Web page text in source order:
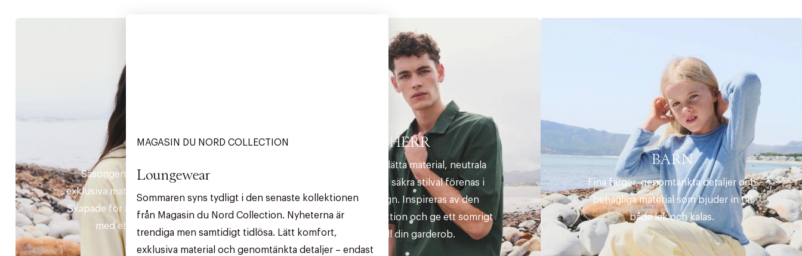
MAGASIN DU NORD COLLECTION
Loungewear
Sommaren syns tydligt i den senaste kollektionen
från Magasin du Nord Collection. Nyheterna är
trendiga men samtidigt tidlösa. Lätt komfort,
exklusiva material och genomtänkta detaljer – endast
Säsongens essentiella plagg i
exklusiva material och tidlös design.
Skapade för att kombinera komfort
med ett tidlöst uttryck.
HERR
Sommarens lätta material, neutrala
nyanser och säkra stilval förenas i
tidlös design. Inspireras av den
senaste kollektion och ge ett somrigt
lyft till din garderob.
BARN
Fina färger, genomtänkta detaljer och
behagliga material som bjuder in till
både lek och kalas.